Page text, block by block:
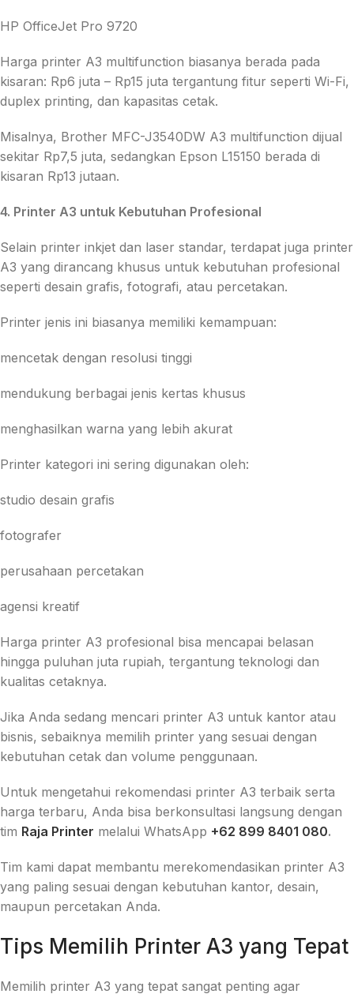
HP OfficeJet Pro 9720
Harga printer A3 multifunction biasanya berada pada
kisaran: Rp6 juta – Rp15 juta tergantung fitur seperti Wi-Fi,
duplex printing, dan kapasitas cetak.
Misalnya, Brother MFC-J3540DW A3 multifunction dijual
sekitar Rp7,5 juta, sedangkan Epson L15150 berada di
kisaran Rp13 jutaan.
4. Printer A3 untuk Kebutuhan Profesional
Selain printer inkjet dan laser standar, terdapat juga printer
A3 yang dirancang khusus untuk kebutuhan profesional
seperti desain grafis, fotografi, atau percetakan.
Printer jenis ini biasanya memiliki kemampuan:
mencetak dengan resolusi tinggi
mendukung berbagai jenis kertas khusus
menghasilkan warna yang lebih akurat
Printer kategori ini sering digunakan oleh:
studio desain grafis
fotografer
perusahaan percetakan
agensi kreatif
Harga printer A3 profesional bisa mencapai belasan
hingga puluhan juta rupiah, tergantung teknologi dan
kualitas cetaknya.
Jika Anda sedang mencari printer A3 untuk kantor atau
bisnis, sebaiknya memilih printer yang sesuai dengan
kebutuhan cetak dan volume penggunaan.
Untuk mengetahui rekomendasi printer A3 terbaik serta
harga terbaru, Anda bisa berkonsultasi langsung dengan
tim Raja Printer melalui WhatsApp +62 899 8401 080.
Tim kami dapat membantu merekomendasikan printer A3
yang paling sesuai dengan kebutuhan kantor, desain,
maupun percetakan Anda.
Tips Memilih Printer A3 yang Tepat
Memilih printer A3 yang tepat sangat penting agar